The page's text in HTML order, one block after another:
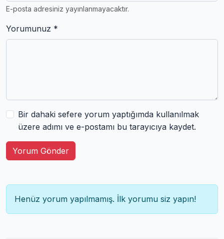
E-posta adresiniz yayınlanmayacaktır.
Yorumunuz *
Bir dahaki sefere yorum yaptığımda kullanılmak
üzere adımı ve e-postamı bu tarayıcıya kaydet.
Yorum Gönder
Henüz yorum yapılmamış. İlk yorumu siz yapın!